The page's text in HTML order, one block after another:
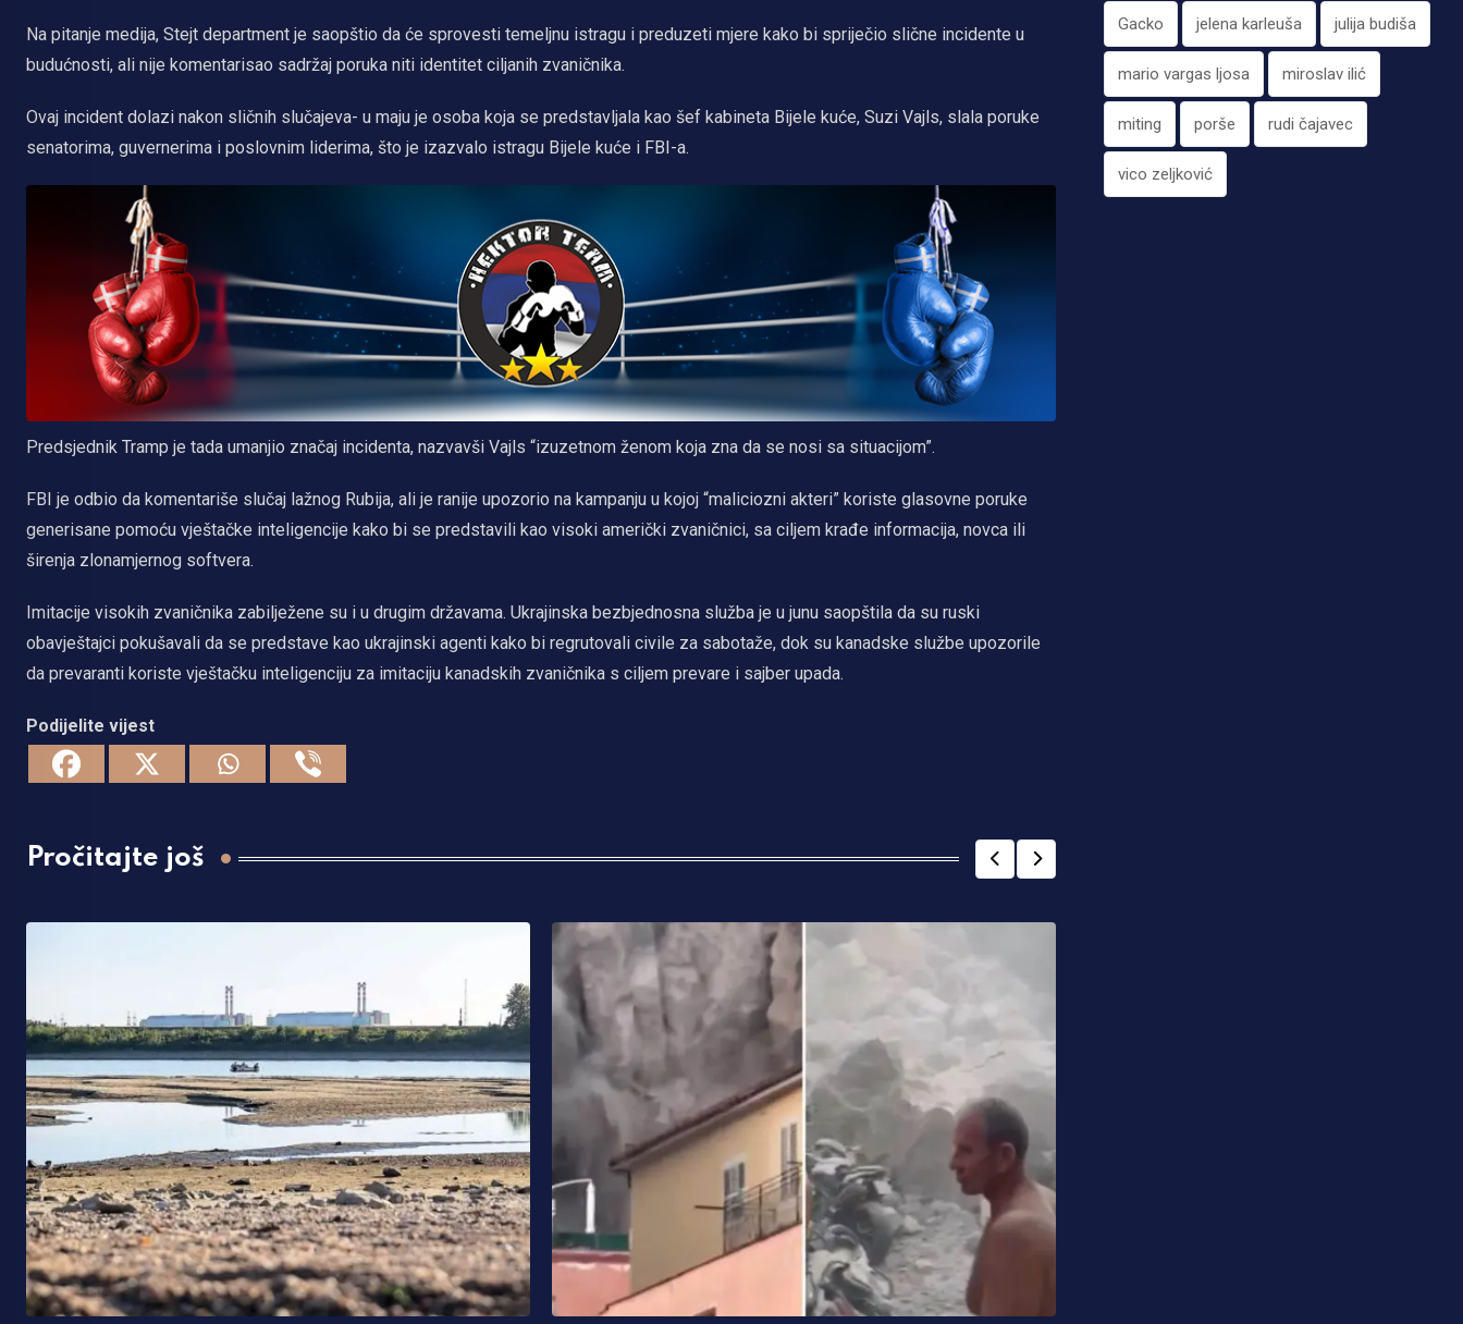
Na pitanje medija, Stejt department je saopštio da će sprovesti temeljnu istragu i preduzeti mjere kako bi spriječio slične incidente u
budućnosti, ali nije komentarisao sadržaj poruka niti identitet ciljanih zvaničnika.
Ovaj incident dolazi nakon sličnih slučajeva- u maju je osoba koja se predstavljala kao šef kabineta Bijele kuće, Suzi Vajls, slala poruke
senatorima, guvernerima i poslovnim liderima, što je izazvalo istragu Bijele kuće i FBI-a.
Predsjednik Tramp je tada umanjio značaj incidenta, nazvavši Vajls “izuzetnom ženom koja zna da se nosi sa situacijom”.
FBI je odbio da komentariše slučaj lažnog Rubija, ali je ranije upozorio na kampanju u kojoj “maliciozni akteri” koriste glasovne poruke
generisane pomoću vještačke inteligencije kako bi se predstavili kao visoki američki zvaničnici, sa ciljem krađe informacija, novca ili
širenja zlonamjernog softvera.
Imitacije visokih zvaničnika zabilježene su i u drugim državama. Ukrajinska bezbjednosna služba je u junu saopštila da su ruski
obavještajci pokušavali da se predstave kao ukrajinski agenti kako bi regrutovali civile za sabotaže, dok su kanadske službe upozorile
da prevaranti koriste vještačku inteligenciju za imitaciju kanadskih zvaničnika s ciljem prevare i sajber upada.
Podijelite vijest
Pročitajte još
Gacko jelena karleuša julija budiša
mario vargas ljosa miroslav ilić
miting porše rudi čajavec
vico zeljković